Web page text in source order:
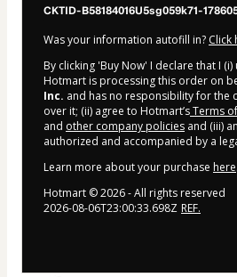
CKTID-B58184016U5sg059k71-
Was your information autofill in? Click
By clicking 'Buy Now' I declare that I
Hotmart is processing this order on
Inc. and has no responsibility for the
over it; (ii) agree to Hotmart’sTerms
and other company policies and (iii)
authorized and accompanied by a
Learn more about your purchase here
Hotmart ©2026- All rights reserved
2026-08-06T23:00:33.698Z REF.